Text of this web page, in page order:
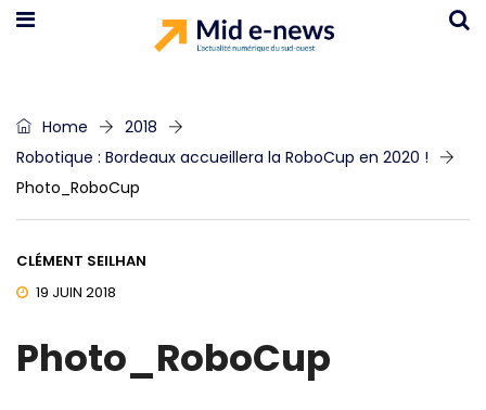
Home
2018
Robotique : Bordeaux accueillera la RoboCup en 2020 !
Photo_RoboCup
CLÉMENT SEILHAN
19 JUIN 2018
Photo_RoboCup